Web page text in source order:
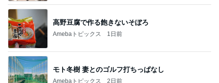
高野豆腐で作る飽きないそぼろ
Amebaトピックス 1日前
モト冬樹 妻とのゴルフ打ちっぱなし
Amebaトピックス 2日前